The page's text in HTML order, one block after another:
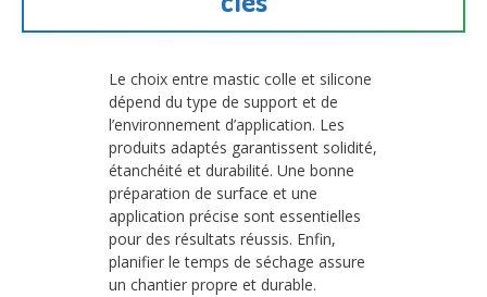
Le choix entre mastic colle et silicone
dépend du type de support et de
l’environnement d’application. Les
produits adaptés garantissent solidité,
étanchéité et durabilité. Une bonne
préparation de surface et une
application précise sont essentielles
pour des résultats réussis. Enfin,
planifier le temps de séchage assure
un chantier propre et durable.